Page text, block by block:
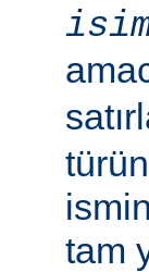
tam